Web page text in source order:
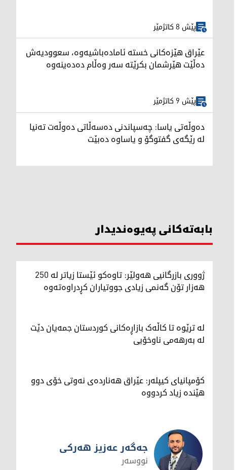
پێش 8 کاتژمێر
عێراق هێزەکانی خستە ئامادەباشیەوە، سعوودیەش
دەڵێت هێرشمان بکرێتە سەر وەڵام دەدەینەوە
پێش 9 کاتژمێر
دەوڵەتی یاسا: چەسپاندنی دەسەڵاتی دەوڵەت تەنیا
لە رێگەی گفتوگۆ و یاساوە دەبێت
بابەتەکانی پەیوەندیدار
ژووری بازرگانیی هەولێر: تاوەکو ئێستا زیاتر لە 250
هەزار تۆن گەنمی زیادی جووتیاران کڕدراوەتەوە
لە ترێوە تا کاڵەک بازاڕەکانی کوردستان جمەیان دێت
لە بەرهەمی ناوخۆیی
کۆمپانیای کیپلەر: عێراق هەناردەی نەوتی خۆی دوو
هێندە زیاد کردووە
جەگەر عەزیز هەرکی
نووسەر